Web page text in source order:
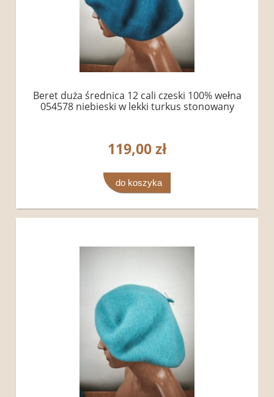
Beret duża średnica 12 cali czeski 100% wełna
054578 niebieski w lekki turkus stonowany
119,00 zł
do koszyka